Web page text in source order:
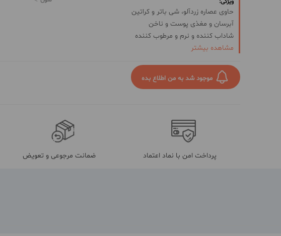
ویژگی:
حاوی عصاره زردآلو، شی باتر و کراتین
آبرسان و مغذی پوست و ناخن
شاداب کننده و نرم و مرطوب کننده
حاوی اسید های چرب ضروری
مشاهده بیشتر
موجود شد به من اطلاع بده
پرداخت امن با نماد اعتماد ضمانت مرجوعی و تعویض